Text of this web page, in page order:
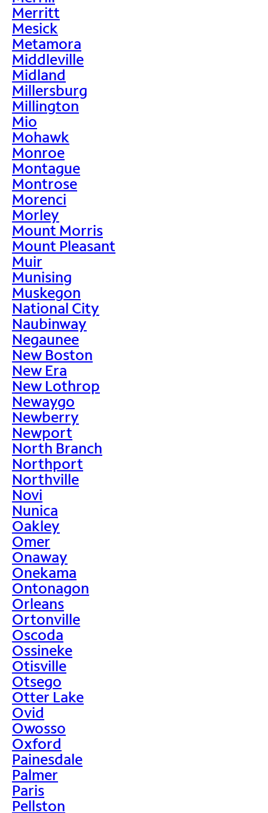
Merritt
Mesick
Metamora
Middleville
Midland
Millersburg
Millington
Mio
Mohawk
Monroe
Montague
Montrose
Morenci
Morley
Mount Morris
Mount Pleasant
Muir
Munising
Muskegon
National City
Naubinway
Negaunee
New Boston
New Era
New Lothrop
Newaygo
Newberry
Newport
North Branch
Northport
Northville
Novi
Nunica
Oakley
Omer
Onaway
Onekama
Ontonagon
Orleans
Ortonville
Oscoda
Ossineke
Otisville
Otsego
Otter Lake
Ovid
Owosso
Oxford
Painesdale
Palmer
Paris
Pellston